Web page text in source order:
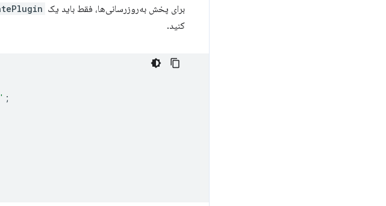
برای پخش به‌روزرسانی‌ها، فقط باید یک
کنید.
;